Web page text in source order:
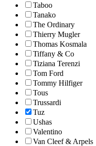
Taboo
Tanako
The Ordinary
Thierry Mugler
Thomas Kosmala
Tiffany & Co
Tiziana Terenzi
Tom Ford
Tommy Hilfiger
Tous
Trussardi
Tuz
Ushas
Valentino
Van Cleef & Arpels